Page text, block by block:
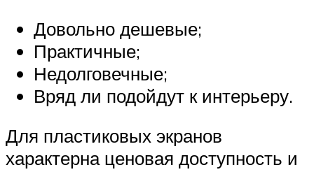
Довольно дешевые;
Практичные;
Недолговечные;
Вряд ли подойдут к интерьеру.
Для пластиковых экранов
характерна ценовая доступность и